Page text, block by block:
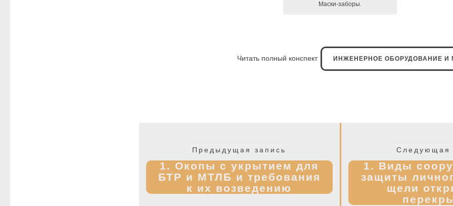
Маски-заборы.
Читать полный конспект ИНЖЕНЕРНОЕ ОБОРУДОВАНИЕ И
Предыдущая запись
запись:
1. Окопы с укрытием для
БТР и МТЛБ и требования
к их возведению
Следующая
1. Виды
защиты
щели